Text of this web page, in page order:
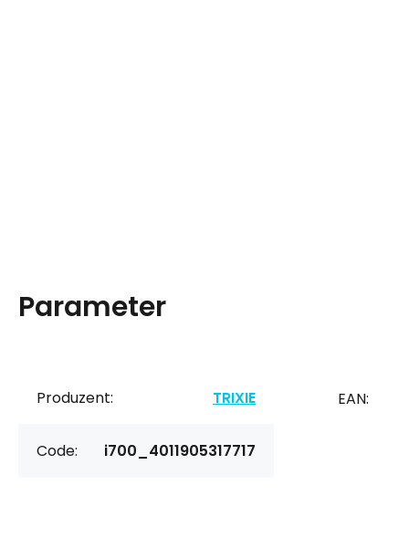
Parameter
Produzent: TRIXIE
Code: i700_4011905317717
EAN: